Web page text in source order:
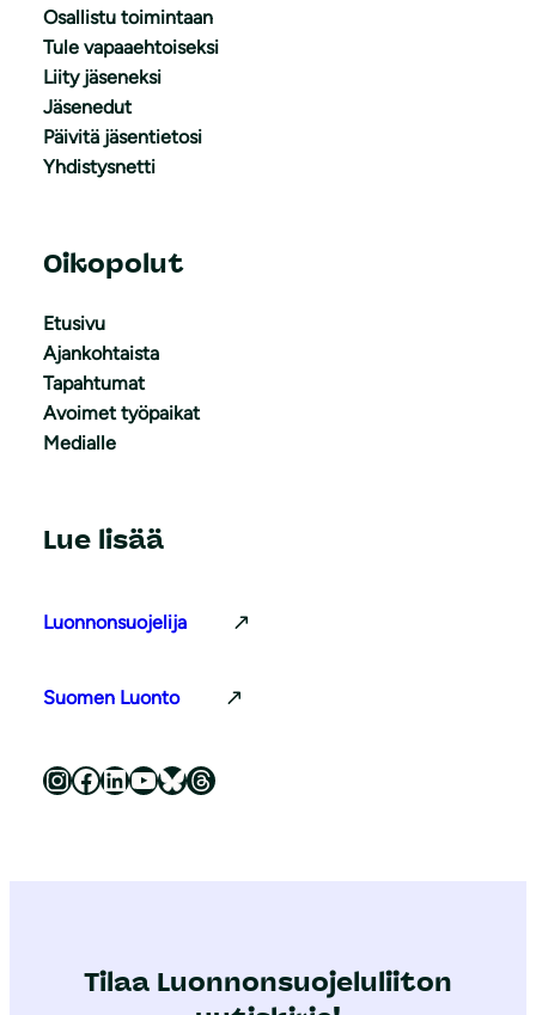
Osallistu toimintaan
Tule vapaaehtoiseksi
Liity jäseneksi
Jäsenedut
Päivitä jäsentietosi
Yhdistysnetti
Oikopolut
Etusivu
Ajankohtaista
Tapahtumat
Avoimet työpaikat
Medialle
Lue lisää
Luonnonsuojelija
Suomen Luonto
Luonnonsuojeluliitto Instagramissa Luonnonsuojeluliitto Facebookissa Luonnonsuojeluliitto LinkedInissä Luonnonsuojeluliiton YouTube-kanava Luonnonsuojeluliitto Blueskyssa Luonnonsuojeluliitto Threadsissa
Tilaa Luonnonsuojeluliiton